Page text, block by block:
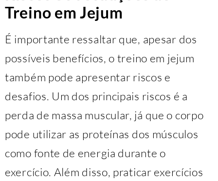
Treino em Jejum
É importante ressaltar que, apesar dos
possíveis benefícios, o treino em jejum
também pode apresentar riscos e
desafios. Um dos principais riscos é a
perda de massa muscular, já que o corpo
pode utilizar as proteínas dos músculos
como fonte de energia durante o
exercício. Além disso, praticar exercícios